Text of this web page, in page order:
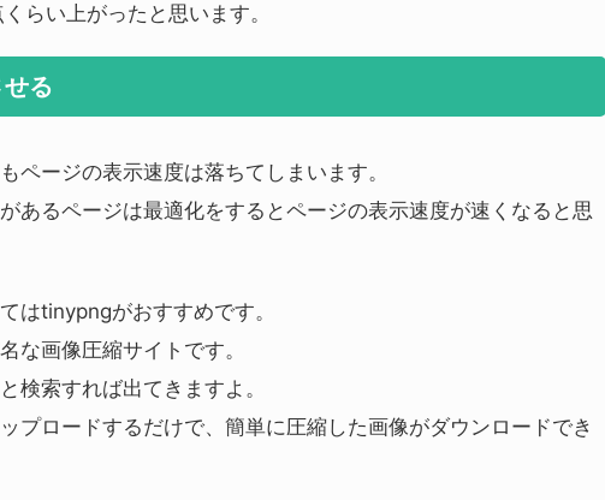
らい上がったと思います。
る
ページの表示速度は落ちてしまいます。
あるページは最適化をするとページの表示速度が速くなると思
はtinypngがおすすめです。
な画像圧縮サイトです。
検索すれば出てきますよ。
プロードするだけで、簡単に圧縮した画像がダウンロードでき